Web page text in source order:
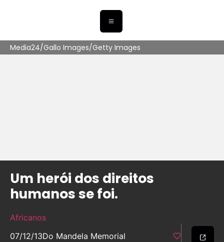
Media24/Gallo Images/Getty Images
Um herói dos direitos
humanos se foi.
Africanos
07/12/13Do Mandela Memorial